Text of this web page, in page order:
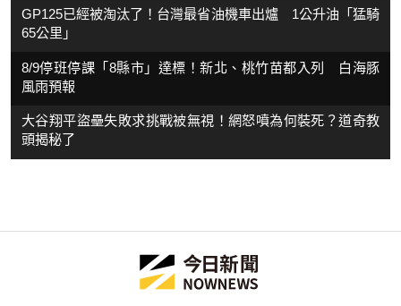
GP125已經被淘汰了！台灣最省油機車出爐 1公升油「猛騎
65公里」
8/9停班停課「8縣市」達標！新北、桃竹苗都入列 白海豚
風雨預報
大谷翔平盜壘失敗求挑戰被無視！網怒噴為何裝死？道奇教
頭揭秘了